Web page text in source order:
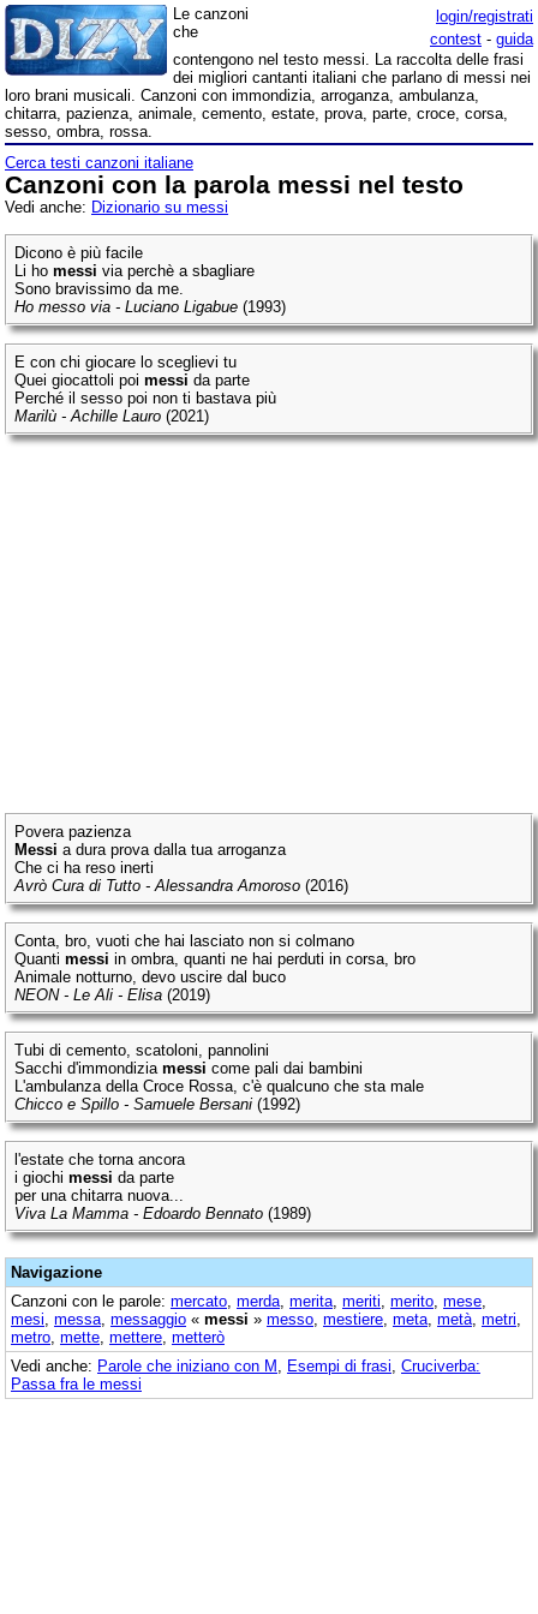
login/registrati
contest - guida
Le canzoni
che
contengono nel testo messi. La raccolta delle frasi
dei migliori cantanti italiani che parlano di messi nei
loro brani musicali. Canzoni con immondizia, arroganza, ambulanza,
chitarra, pazienza, animale, cemento, estate, prova, parte, croce, corsa,
sesso, ombra, rossa.
Cerca testi canzoni italiane
Canzoni con la parola messi nel testo
Vedi anche: Dizionario su messi
Dicono è più facile
Li ho messi via perchè a sbagliare
Sono bravissimo da me.
Ho messo via - Luciano Ligabue (1993)
E con chi giocare lo sceglievi tu
Quei giocattoli poi messi da parte
Perché il sesso poi non ti bastava più
Marilù - Achille Lauro (2021)
Povera pazienza
Messi a dura prova dalla tua arroganza
Che ci ha reso inerti
Avrò Cura di Tutto - Alessandra Amoroso (2016)
Conta, bro, vuoti che hai lasciato non si colmano
Quanti messi in ombra, quanti ne hai perduti in corsa, bro
Animale notturno, devo uscire dal buco
NEON - Le Ali - Elisa (2019)
Tubi di cemento, scatoloni, pannolini
Sacchi d'immondizia messi come pali dai bambini
L'ambulanza della Croce Rossa, c'è qualcuno che sta male
Chicco e Spillo - Samuele Bersani (1992)
l'estate che torna ancora
i giochi messi da parte
per una chitarra nuova...
Viva La Mamma - Edoardo Bennato (1989)
Navigazione
Canzoni con le parole: mercato merda merita meriti merito mese
mesi messa messaggio « messi » messo mestiere meta metà metri
metro mette mettere metterò
Vedi anche: Parole che iniziano con M Esempi di frasi Cruciverba:
Passa fra le messi